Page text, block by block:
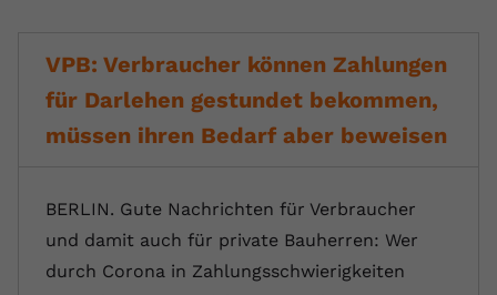
VPB: Verbraucher können Zahlungen
für Darlehen gestundet bekommen,
müssen ihren Bedarf aber beweisen
BERLIN. Gute Nachrichten für Verbraucher
und damit auch für private Bauherren: Wer
durch Corona in Zahlungsschwierigkeiten